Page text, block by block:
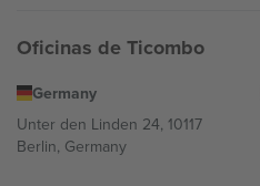
Oficinas de Ticombo
Germany
Unter den Linden 24, 10117
Berlin, Germany